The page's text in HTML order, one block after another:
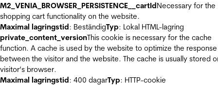
M2_VENIA_BROWSER_PERSISTENCE__cartIdNecessary for the
shopping cart functionality on the website.
Maximal lagringstid: BeständigTyp: Lokal HTML-lagring
private_content_versionThis cookie is necessary for the cache
function. A cache is used by the website to optimize the
between the visitor and the website. The cache is usually stored
visitor’s browser.
Maximal lagringstid: 400 dagarTyp: HTTP-cookie